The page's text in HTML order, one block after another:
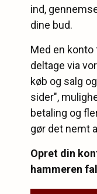
ind,
dine bud.
Med en konto
deltage via
køb og salg
sider",
betaling og
gør det nemt
Opret din
hammeren